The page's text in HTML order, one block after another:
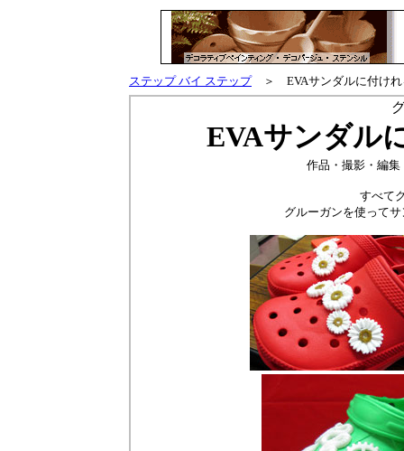
ステップ バイ ステップ＞ EVAサンダルに付けれ
EVAサンダル
作品・撮影・編集
すべて
グルーガンを使って